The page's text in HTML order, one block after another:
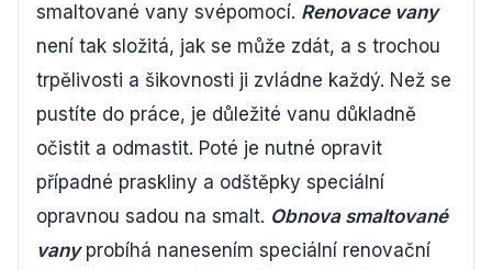
smaltované vany svépomocí. Renovace vany
není tak složitá, jak se může zdát, a s trochou
trpělivosti a šikovnosti ji zvládne každý. Než se
pustíte do práce, je důležité vanu důkladně
očistit a odmastit. Poté je nutné opravit
případné praskliny a odštěpky speciální
opravnou sadou na smalt. Obnova smaltované
vanyprobíhá nanesením speciální renovační